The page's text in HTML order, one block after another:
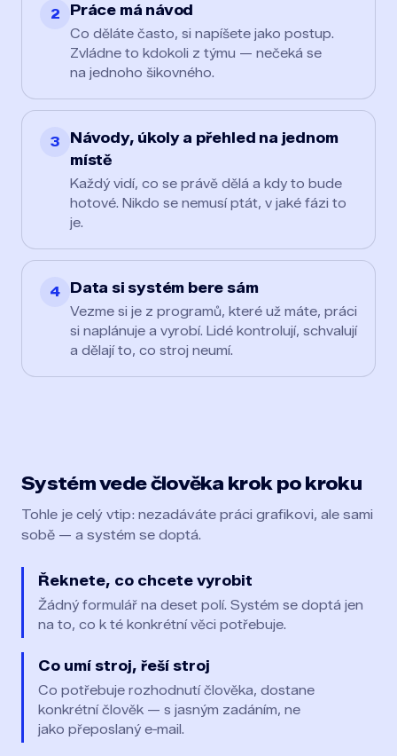
2 Práce má návod
Co děláte často, si napíšete jako postup.
Zvládne to kdokoli z týmu — nečeká se
na jednoho šikovného.
3
Návody, úkoly a přehled na jednom
místě
Každý vidí, co se právě dělá a kdy to bude
hotové. Nikdo se nemusí ptát, v jaké fázi to
je.
4 Data si systém bere sám
Vezme si je z programů, které už máte, práci
si naplánuje a vyrobí. Lidé kontrolují, schvalují
a dělají to, co stroj neumí.
Systém vede člověka krok po kroku
Tohle je celý vtip: nezadáváte práci grafikovi, ale sami
sobě — a systém se doptá.
Řeknete, co chcete vyrobit
Žádný formulář na deset polí. Systém se doptá jen
na to, co k té konkrétní věci potřebuje.
Co umí stroj, řeší stroj
Co potřebuje rozhodnutí člověka, dostane
konkrétní člověk — s jasným zadáním, ne
jako přeposlaný e‑mail.